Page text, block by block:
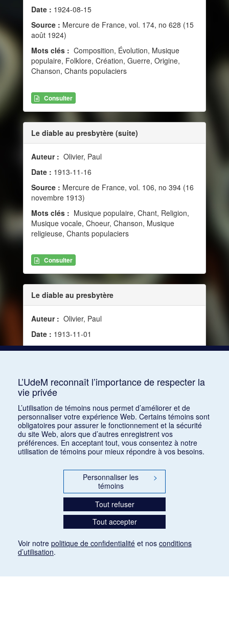
Date : 1924-08-15
Source : Mercure de France, vol. 174, no 628 (15
août 1924)
Mots clés : Composition, Évolution, Musique
populaire, Folklore, Création, Guerre, Origine,
Chanson, Chants populaciers
Consulter
Le diable au presbytère (suite)
Auteur : Olivier, Paul
Date : 1913-11-16
Source : Mercure de France, vol. 106, no 394 (16
novembre 1913)
Mots clés : Musique populaire, Chant, Religion,
Musique vocale, Choeur, Chanson, Musique
religieuse, Chants populaciers
Consulter
Le diable au presbytère
Auteur : Olivier, Paul
Date : 1913-11-01
Source :Mercure de France, vol. 106, no 393 (1er
L’UdeM reconnaît l’importance de respecter la
vie privée
L’utilisation de témoins nous permet d’améliorer et de
personnaliser votre expérience Web. Certains témoins sont
obligatoires pour assurer le fonctionnement et la sécurité
du site Web, alors que d’autres enregistrent vos
préférences. En acceptant tout, vous consentez à notre
utilisation de témoins pour mieux répondre à vos besoins.
Personnaliser les
témoins
>
Tout refuser
Tout accepter
Voir notre politique de confidentialité et nos conditions
d’utilisation.